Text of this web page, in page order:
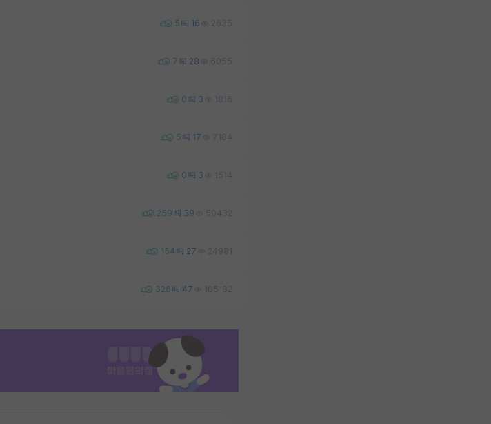
5 16 2635
7 28 6055
0 3 1816
5 17 7184
0 3 1514
259 39 50432
154 27 24981
326 47 105182